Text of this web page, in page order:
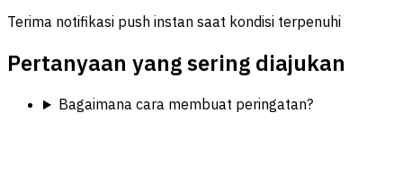
Terima notifikasi push instan saat kondisi terpenuhi
Pertanyaan yang sering diajukan
Bagaimana cara membuat peringatan?